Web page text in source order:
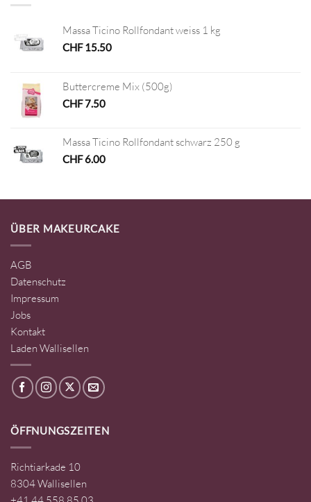
Massa Ticino Rollfondant weiss 1 kg
CHF15.50
Buttercreme Mix (500g)
CHF7.50
Massa Ticino Rollfondant schwarz 250 g
CHF6.00
ÜBER MAKEURCAKE
AGB
Datenschutz
Impressum
Jobs
Kontakt
Laden Wallisellen
ÖFFNUNGSZEITEN
Richtiarkade 10
8304 Wallisellen